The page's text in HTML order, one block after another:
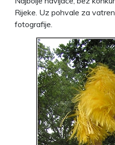
Rijeke. Uz pohvale za
fotografije.